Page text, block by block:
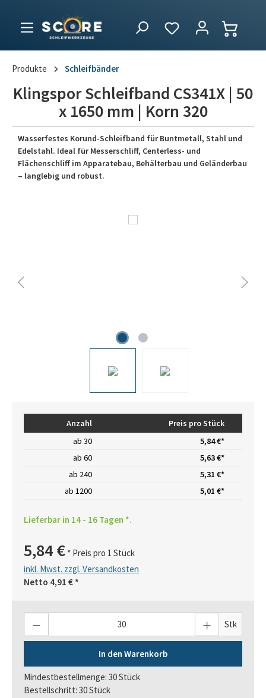
Produkte Schleifbänder
Klingspor Schleifband CS341X | 50
x 1650 mm | Korn 320
Wasserfestes Korund-Schleifband für Buntmetall, Stahl und
Edelstahl. Ideal für Messerschliff, Centerless- und
Flächenschliff im Apparatebau, Behälterbau und Geländerbau
– langlebig und robust.
Anzahl
Preis pro Stück
ab 30
5,84 €*
ab 60
5,63 €*
ab 240
5,31 €*
ab 1200 5,01 €*
Lieferbar in 14 - 16 Tagen *.
5,84 € * Preis pro 1 Stück
inkl. Mwst. zzgl. Versandkosten
Netto 4,91 € *
Stk
In den Warenkorb
Mindestbestellmenge: 30 Stück
Bestellschritt: 30 Stück